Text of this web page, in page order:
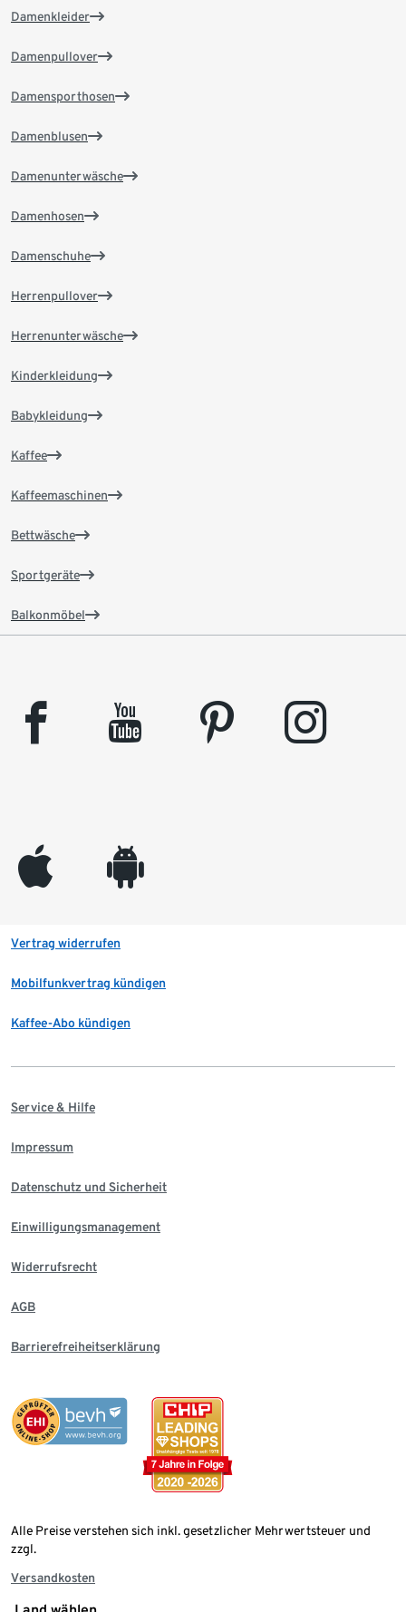
Damenkleider
Damenpullover
Damensporthosen
Damenblusen
Damenunterwäsche
Damenhosen
Damenschuhe
Herrenpullover
Herrenunterwäsche
Kinderkleidung
Babykleidung
Kaffee
Kaffeemaschinen
Bettwäsche
Sportgeräte
Balkonmöbel
facebook youtube pinterest instagram
appleinc android
Vertrag widerrufen
Mobilfunkvertrag kündigen
Kaffee-Abo kündigen
Service & Hilfe
Impressum
Datenschutz und Sicherheit
Einwilligungsmanagement
Widerrufsrecht
AGB
Barrierefreiheitserklärung
Alle Preise verstehen sich inkl. gesetzlicher Mehrwertsteuer und
zzgl.
Versandkosten